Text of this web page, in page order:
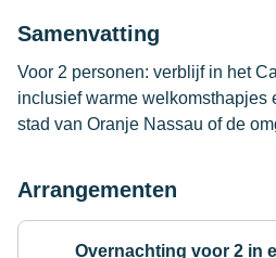
Samenvatting
Voor 2 personen: verblijf in het
inclusief warme welkomsthapjes
stad van Oranje Nassau of de
Arrangementen
Overnachting voor 2 in